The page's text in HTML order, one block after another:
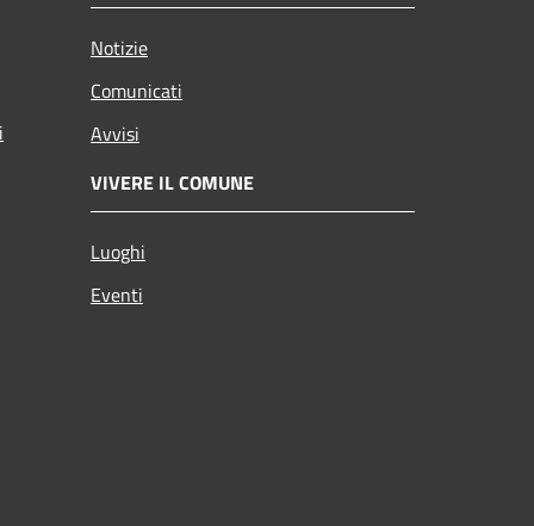
Notizie
Comunicati
Avvisi
VIVERE IL COMUNE
Luoghi
Eventi